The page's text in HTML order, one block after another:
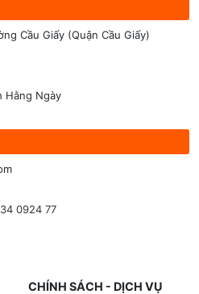
Cầu Giấy (Quận Cầu Giấy)
Hằng Ngày
0924 77
CHÍNH SÁCH - DỊCH VỤ